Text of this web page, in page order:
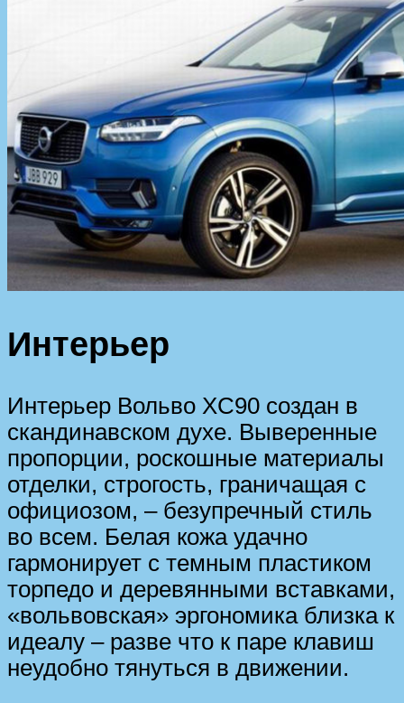
Интерьер
Интерьер Вольво XC90 создан в
скандинавском духе. Выверенные
пропорции, роскошные материалы
отделки, строгость, граничащая с
официозом, – безупречный стиль
во всем. Белая кожа удачно
гармонирует с темным пластиком
торпедо и деревянными вставками,
«вольвовская» эргономика близка к
идеалу – разве что к паре клавиш
неудобно тянуться в движении.